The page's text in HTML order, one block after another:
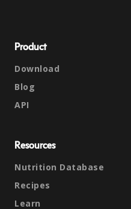
Product
Download
Blog
API
Resources
Nutrition Database
Recipes
Learn